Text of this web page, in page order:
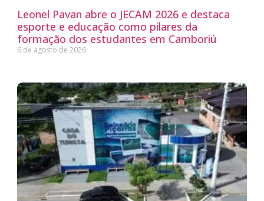
Leonel Pavan abre o JECAM 2026 e destaca
esporte e educação como pilares da
formação dos estudantes em Camboriú
6 de agosto de 2026